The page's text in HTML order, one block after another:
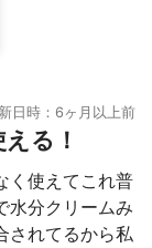
日時：6ヶ月以上前
る！
く使えてこれ普
水分クリームみ
されてるから私